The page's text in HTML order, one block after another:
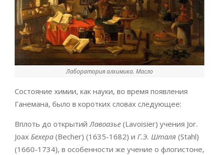
Лаборатория алхимика. Масло
Состояние химии, как науки, во время появления
Ганемана, было в коротких словах следующее:
Вплоть до открытийЛавоазье (Lavoisier) учения Jor.
Joax Бехера (Becher) (1635-1682) и Г.Э. Шталя (Stahl)
(1660-1734), в особенности же учение о флогистоне,